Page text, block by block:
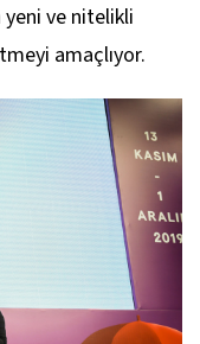
yeni ve nitelikli
amaçlıyor.